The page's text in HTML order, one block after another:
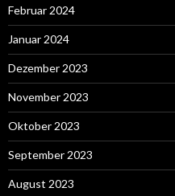
Februar 2024
Januar 2024
Dezember 2023
November 2023
Oktober 2023
September 2023
August 2023